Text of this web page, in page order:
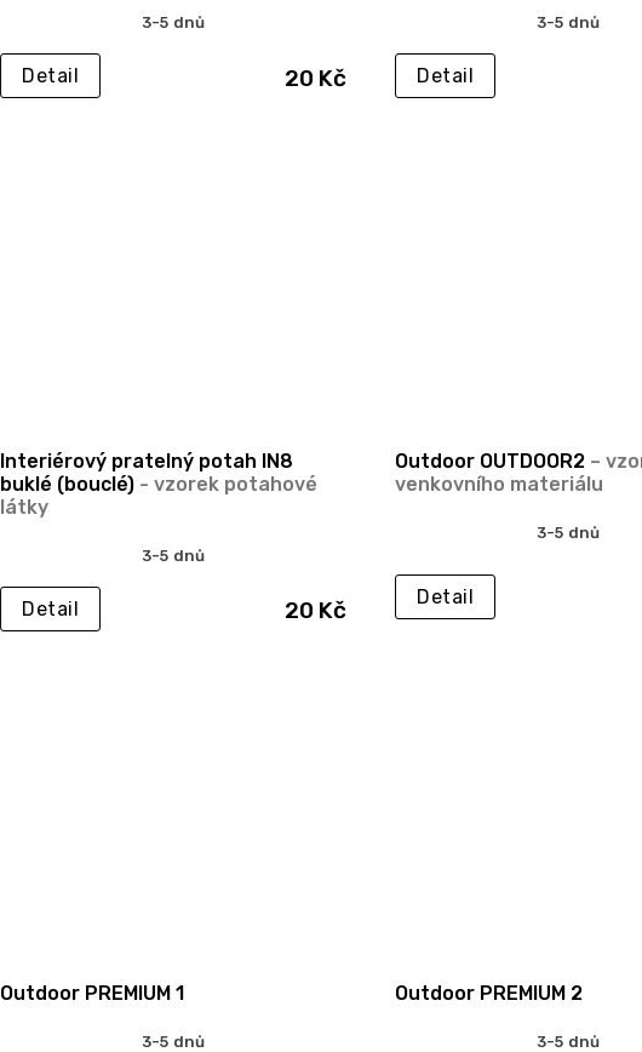
3-5 dnů
20 Kč
Detail
3-5 dnů
Detail
Interiérový pratelný potah IN8
buklé (bouclé) - vzorek potahové
látky
3-5 dnů
20 Kč
Detail
Outdoor OUTDOOR2 –
venkovního materiálu
3-5 dnů
Detail
Outdoor PREMIUM 1
3-5 dnů
Outdoor PREMIUM 2
3-5 dnů